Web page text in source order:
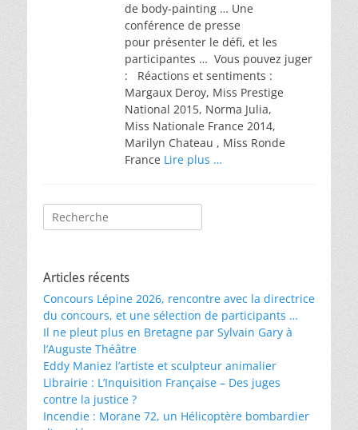
de body-painting … Une
conférence de presse
pour présenter le défi, et les
participantes … Vous pouvez juger
: Réactions et sentiments :
Margaux Deroy, Miss Prestige
National 2015, Norma Julia,
Miss Nationale France 2014,
Marilyn Chateau , Miss Ronde
France Lire plus …
Rechercher :
Articles récents
Concours Lépine 2026, rencontre avec la directrice
du concours, et une sélection de participants …
Il ne pleut plus en Bretagne par Sylvain Gary à
l’Auguste Théâtre
Eddy Maniez l’artiste et sculpteur animalier
Librairie : L’Inquisition Française – Des juges
contre la justice ?
Incendie : Morane 72, un Hélicoptère bombardier